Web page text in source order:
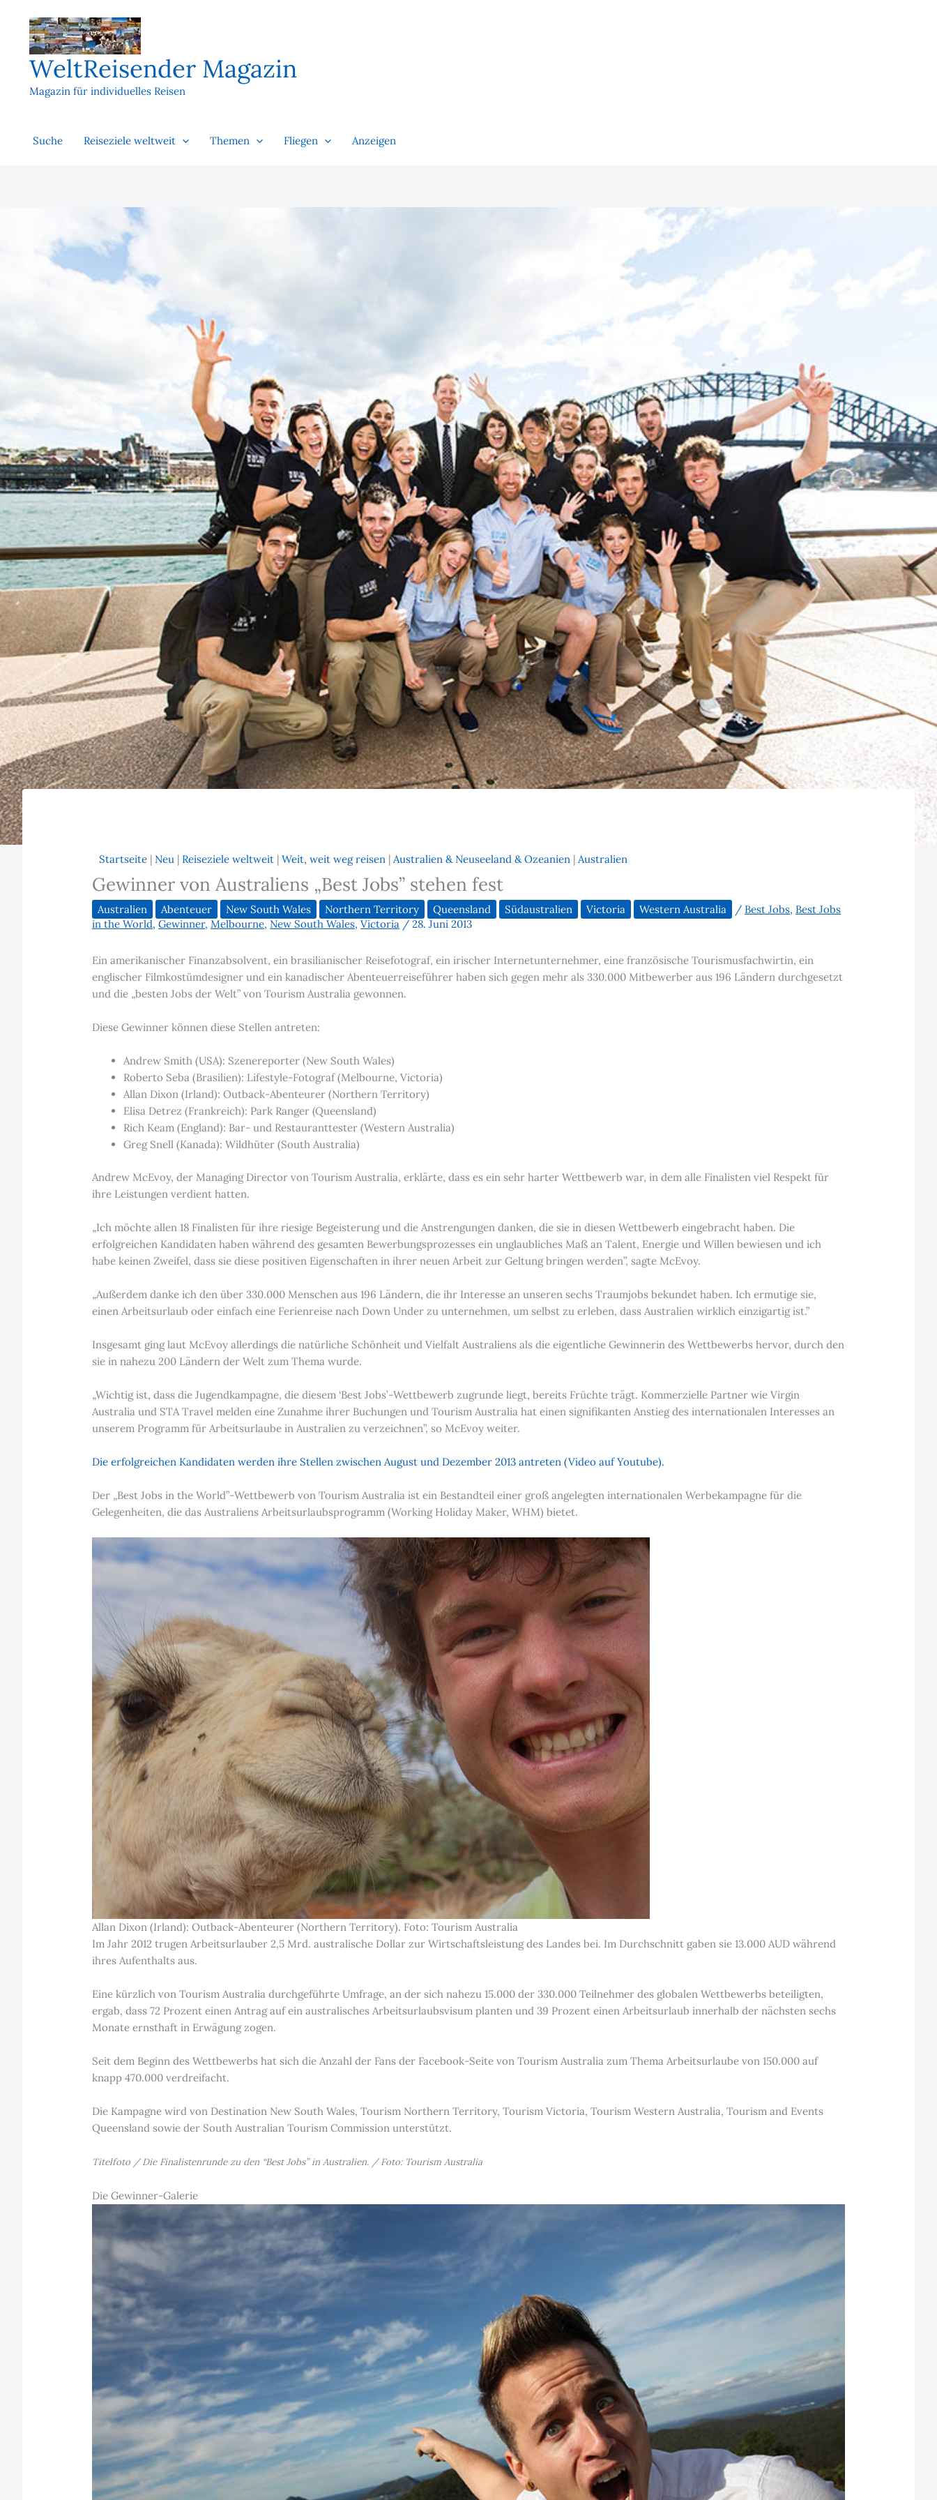
springen
WeltReisender Magazin
Magazin für individuelles Reisen
Suche Reiseziele weltweit Themen Fliegen Anzeigen
Startseite | Neu | Reiseziele weltweit |Weit, weit weg reisen |Australien & Neuseeland & Ozeanien |Australien
Gewinner von Australiens „Best Jobs” stehen fest
Australien Abenteuer New South Wales Northern Territory Queensland Südaustralien Victoria Western Australia / Best Jobs, Best Jobs
in the World,Gewinner,Melbourne, New South Wales,Victoria /28. Juni 2013
Ein amerikanischer Finanzabsolvent, ein brasilianischer Reisefotograf, ein irischer Internetunternehmer, eine französische Tourismusfachwirtin, ein
englischer Filmkostümdesigner und ein kanadischer Abenteuerreiseführer haben sich gegen mehr als 330.000 Mitbewerber aus 196 Ländern durchgesetzt
und die „besten Jobs der Welt” von Tourism Australia gewonnen.
Diese Gewinner können diese Stellen antreten:
Andrew Smith (USA): Szenereporter (New South Wales)
Roberto Seba (Brasilien): Lifestyle-Fotograf (Melbourne, Victoria)
Allan Dixon (Irland): Outback-Abenteurer (Northern Territory)
Elisa Detrez (Frankreich): Park Ranger (Queensland)
Rich Keam (England): Bar- und Restauranttester (Western Australia)
Greg Snell (Kanada): Wildhüter (South Australia)
Andrew McEvoy, der Managing Director von Tourism Australia, erklärte, dass es ein sehr harter Wettbewerb war, in dem alle Finalisten viel Respekt für
ihre Leistungen verdient hatten.
„Ich möchte allen 18 Finalisten für ihre riesige Begeisterung und die Anstrengungen danken, die sie in diesen Wettbewerb eingebracht haben. Die
erfolgreichen Kandidaten haben während des gesamten Bewerbungsprozesses ein unglaubliches Maß an Talent, Energie und Willen bewiesen und ich
habe keinen Zweifel, dass sie diese positiven Eigenschaften in ihrer neuen Arbeit zur Geltung bringen werden”, sagte McEvoy.
„Außerdem danke ich den über 330.000 Menschen aus 196 Ländern, die ihr Interesse an unseren sechs Traumjobs bekundet haben. Ich ermutige sie,
einen Arbeitsurlaub oder einfach eine Ferienreise nach Down Under zu unternehmen, um selbst zu erleben, dass Australien wirklich einzigartig ist.”
Insgesamt ging laut McEvoy allerdings die natürliche Schönheit und Vielfalt Australiens als die eigentliche Gewinnerin des Wettbewerbs hervor, durch den
sie in nahezu 200 Ländern der Welt zum Thema wurde.
„Wichtig ist, dass die Jugendkampagne, die diesem ‘Best Jobs’-Wettbewerb zugrunde liegt, bereits Früchte trägt. Kommerzielle Partner wie Virgin
Australia und STA Travel melden eine Zunahme ihrer Buchungen und Tourism Australia hat einen signifikanten Anstieg des internationalen Interesses an
unserem Programm für Arbeitsurlaube in Australien zu verzeichnen”, so McEvoy weiter.
Die erfolgreichen Kandidaten werden ihre Stellen zwischen August und Dezember 2013 antreten (Video auf Youtube).
Der „Best Jobs in the World”-Wettbewerb von Tourism Australia ist ein Bestandteil einer groß angelegten internationalen Werbekampagne für die
Gelegenheiten, die das Australiens Arbeitsurlaubsprogramm (Working Holiday Maker, WHM) bietet.
Allan Dixon (Irland): Outback-Abenteurer (Northern Territory). Foto: Tourism Australia
Im Jahr 2012 trugen Arbeitsurlauber 2,5 Mrd. australische Dollar zur Wirtschaftsleistung des Landes bei. Im Durchschnitt gaben sie 13.000 AUD während
ihres Aufenthalts aus.
Eine kürzlich von Tourism Australia durchgeführte Umfrage, an der sich nahezu 15.000 der 330.000 Teilnehmer des globalen Wettbewerbs beteiligten,
ergab, dass 72 Prozent einen Antrag auf ein australisches Arbeitsurlaubsvisum planten und 39 Prozent einen Arbeitsurlaub innerhalb der nächsten sechs
Monate ernsthaft in Erwägung zogen.
Seit dem Beginn des Wettbewerbs hat sich die Anzahl der Fans der Facebook-Seite von Tourism Australia zum Thema Arbeitsurlaube von 150.000 auf
knapp 470.000 verdreifacht.
Die Kampagne wird von Destination New South Wales, Tourism Northern Territory, Tourism Victoria, Tourism Western Australia, Tourism and Events
Queensland sowie der South Australian Tourism Commission unterstützt.
Titelfoto / Die Finalistenrunde zu den “Best Jobs” in Australien. / Foto: Tourism Australia
Die Gewinner-Galerie